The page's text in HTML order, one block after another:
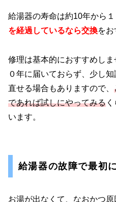
給湯器の寿命は約10年から１
を経過しているなら交換をお
修理は基本的におすすめし
０年に届いておらず、少し
直せる場合もありますので、
であれば試しにやってみる
います。
給湯器の故障で最初
お湯が出なくて、なおかつ